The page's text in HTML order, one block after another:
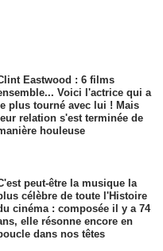
Eastwood : 6 films
Voici l'actrice qui a
plus tourné avec lui ! Mais
leur relation s'est terminée de
houleuse
peut-être la musique la
célèbre de toute l'Histoire
cinéma : composée il y a 74
elle résonne encore en
dans nos têtes